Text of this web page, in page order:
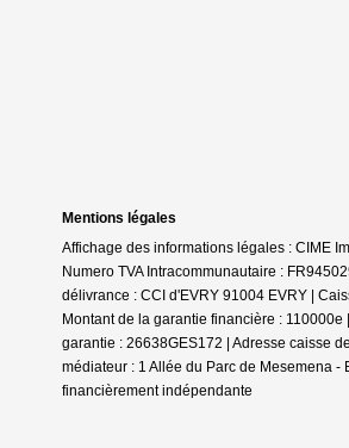
Mentions légales
Affichage des informations légales : CIME
Numero TVA Intracommunautaire :
délivrance : CCI d'EVRY 91004 EVRY |
Montant de la garantie financière :
garantie : 26638GES172 | Adresse caisse
médiateur : 1 Allée du Parc de Mesemena -
financièrement indépendante